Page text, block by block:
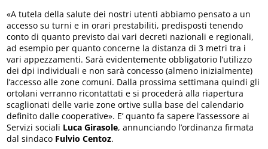
«A tutela della salute dei nostri utenti abbiamo pensato a un
accesso su turni e in orari prestabiliti, predisposti tenendo
conto di quanto previsto dai vari decreti nazionali e regionali,
ad esempio per quanto concerne la distanza di 3 metri tra i
vari appezzamenti. Sarà evidentemente obbligatorio l’utilizzo
dei dpi individuali e non sarà concesso (almeno inizialmente)
l’accesso alle zone comuni. Dalla prossima settimana quindi gli
ortolani verranno ricontattati e si procederà alla riapertura
scaglionati delle varie zone ortive sulla base del calendario
definito dalle cooperative». E’ quanto fa sapere l’assessore ai
Servizi sociali Luca Girasole, annunciando l’ordinanza firmata
dal sindaco Fulvio Centoz.